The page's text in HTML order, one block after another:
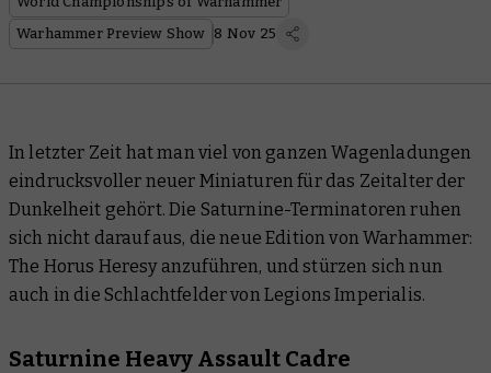
Warhammer Preview Show 8 Nov 25
In letzter Zeit hat man viel von ganzen Wagenladungen
eindrucksvoller neuer Miniaturen für das Zeitalter der
Dunkelheit gehört. Die Saturnine-Terminatoren ruhen
sich nicht darauf aus, die neue Edition von Warhammer:
The Horus Heresy anzuführen, und stürzen sich nun
auch in die Schlachtfelder von Legions Imperialis.
Saturnine Heavy Assault Cadre